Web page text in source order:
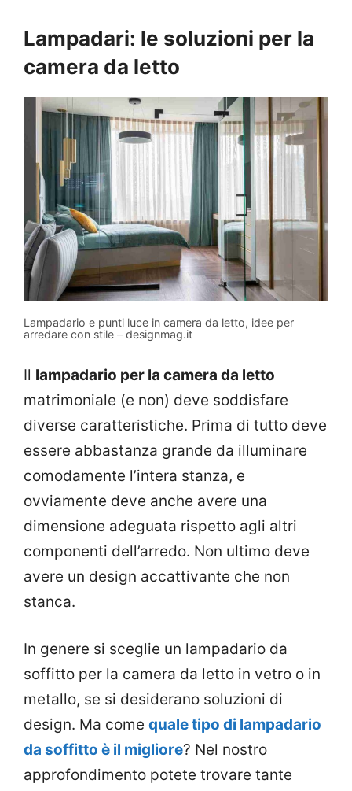
Lampadari: le soluzioni per la
camera da letto
Lampadario e punti luce in camera da letto, idee per
arredare con stile – designmag.it
Il lampadario per la camera da letto
matrimoniale (e non) deve soddisfare
diverse caratteristiche. Prima di tutto deve
essere abbastanza grande da illuminare
comodamente l’intera stanza, e
ovviamente deve anche avere una
dimensione adeguata rispetto agli altri
componenti dell’arredo. Non ultimo deve
avere un design accattivante che non
stanca.
In genere si sceglie un lampadario da
soffitto per la camera da letto in vetro o in
metallo, se si desiderano soluzioni di
design. Ma come quale tipo di lampadario
da soffitto è il migliore? Nel nostro
approfondimento potete trovare tante